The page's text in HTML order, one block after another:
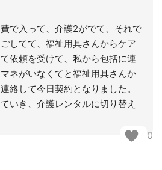
で入って、介護2がでて、それで
してて、福祉用具さんからケア
依頼を受けて、私から包括に連
ネがいなくてと福祉用具さんか
絡して今日契約となりました。
いき、介護レンタルに切り替え
0